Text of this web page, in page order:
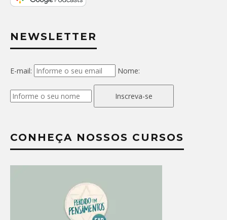
NEWSLETTER
E-mail: Nome:
Inscreva-se
CONHEÇA NOSSOS CURSOS